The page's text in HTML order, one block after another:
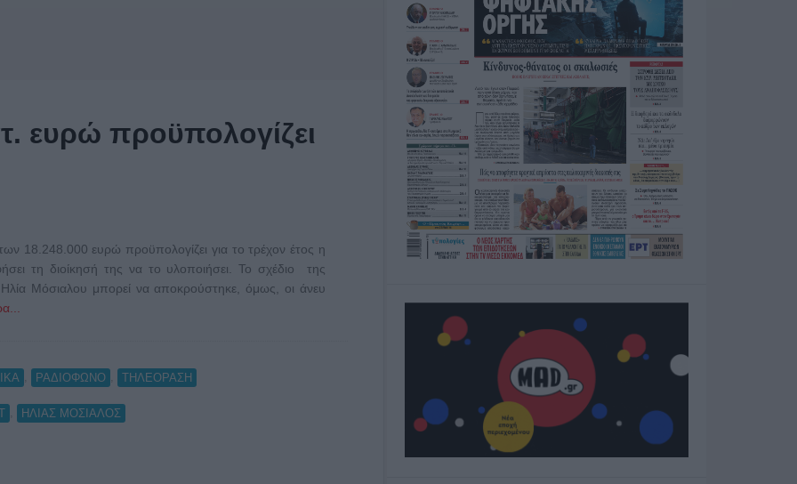
ευρώ προϋπολογίζει
18.248.000 ευρώ προϋπολογίζει για το τρέχον έτος η
τη διοίκησή της να το υλοποιήσει. Το σχέδιο της
Μόσιαλου μπορεί να αποκρούστηκε, όμως, οι άνευ
ΡΑΔΙΟΦΩΝΟ ΤΗΛΕΟΡΑΣΗ
ΗΛΙΑΣ ΜΟΣΙΑΛΟΣ